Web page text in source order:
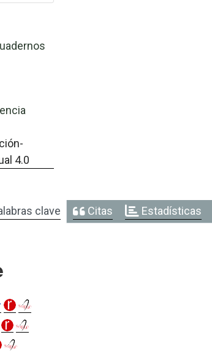
4.0
clave Citas Estadísticas